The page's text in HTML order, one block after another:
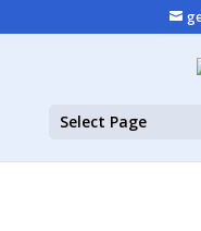
Select Page